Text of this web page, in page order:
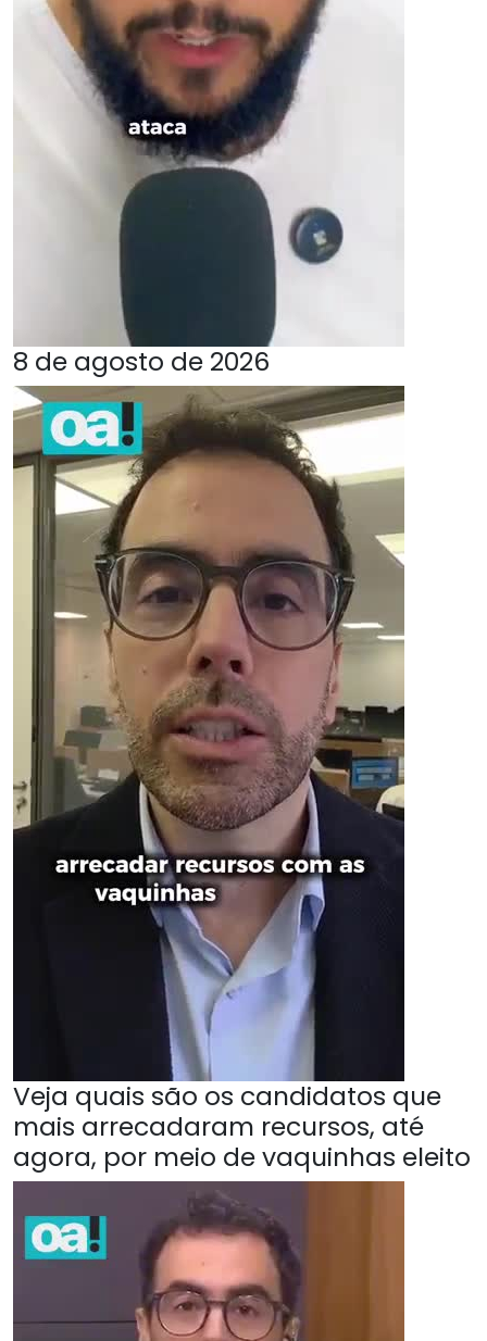
8 de agosto de 2026
Veja quais são os candidatos que
mais arrecadaram recursos, até
agora, por meio de vaquinhas eleito